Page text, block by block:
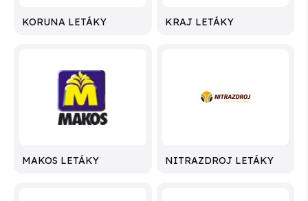
KORUNA LETÁKY KRAJ LETÁKY
MAKOS LETÁKY NITRAZDROJ LETÁKY